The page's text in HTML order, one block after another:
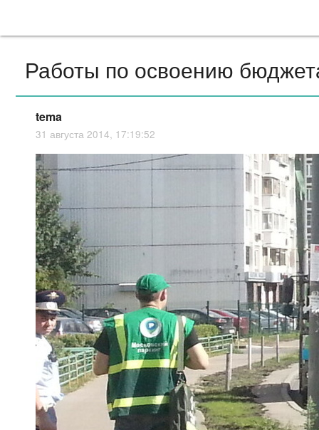
Работы по освоению
tema
31 августа 2014, 17:19:52